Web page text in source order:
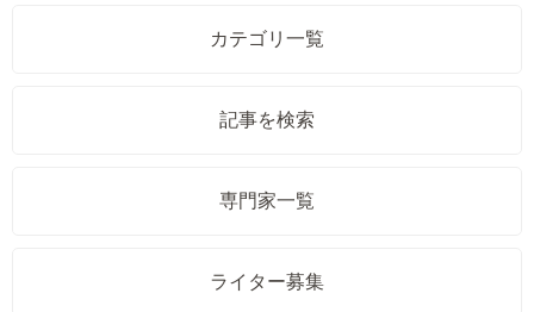
カテゴリ一覧
記事を検索
専門家一覧
ライター募集